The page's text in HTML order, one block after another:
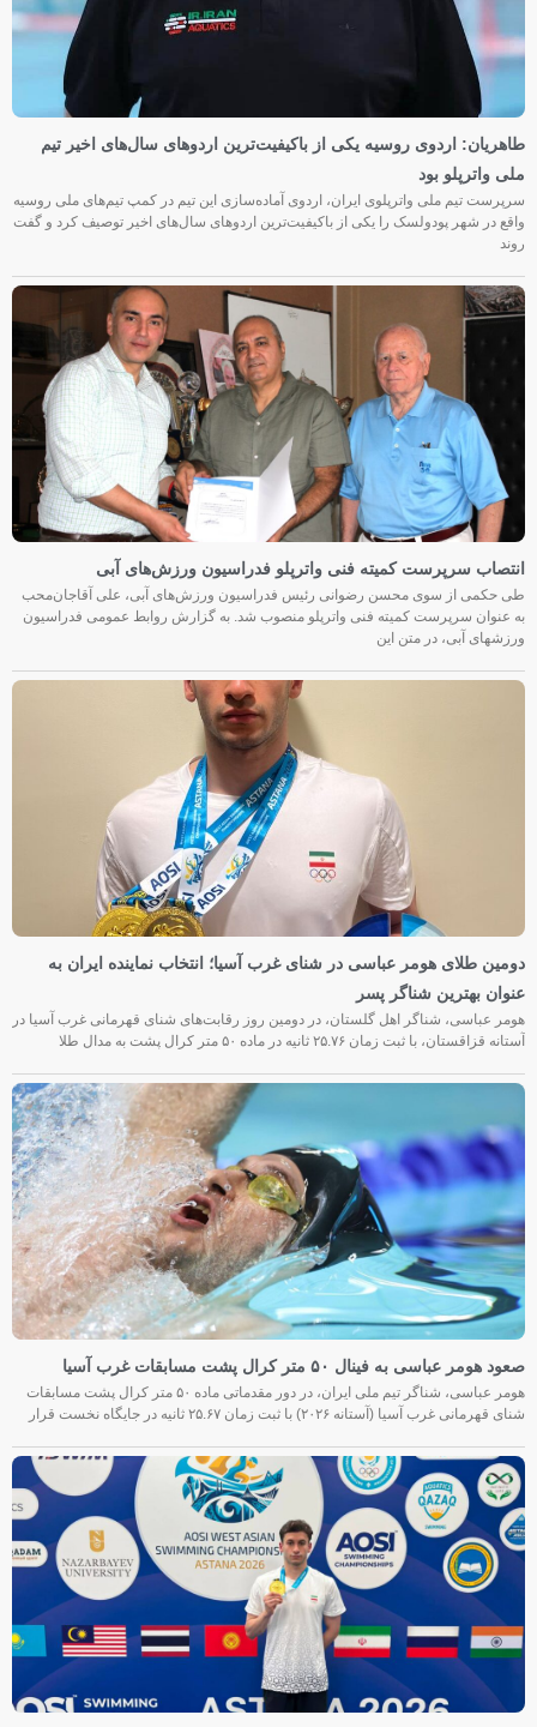
طاهریان: اردوی روسیه یکی از باکیفیت‌ترین اردوهای سال‌های اخیر تیم
ملی واترپلو بود
سرپرست تیم ملی واترپلوی ایران، اردوی آماده‌سازی این تیم در کمپ تیم‌های ملی روسیه
واقع در شهر پودولسک را یکی از باکیفیت‌ترین اردوهای سال‌های اخیر توصیف کرد و گفت
روند
انتصاب سرپرست کمیته فنی واترپلو فدراسیون ورزش‌های آبی
طی حکمی از سوی محسن رضوانی رئیس فدراسیون ورزش‌های آبی، علی آقاجان‌محب
به عنوان سرپرست کمیته فنی واترپلو منصوب شد. به گزارش روابط عمومی فدراسیون
ورزشهای آبی، در متن این
دومین طلای هومر عباسی در شنای غرب آسیا؛ انتخاب نماینده ایران به
عنوان بهترین شناگر پسر
هومر عباسی، شناگر اهل گلستان، در دومین روز رقابت‌های شنای قهرمانی غرب آسیا در
آستانه قزاقستان، با ثبت زمان ۲۵.۷۶ ثانیه در ماده ۵۰ متر کرال پشت به مدال طلا
صعود هومر عباسی به فینال ۵۰ متر کرال پشت مسابقات غرب آسیا
هومر عباسی، شناگر تیم ملی ایران، در دور مقدماتی ماده ۵۰ متر کرال پشت مسابقات
شنای قهرمانی غرب آسیا (آستانه ۲۰۲۶) با ثبت زمان ۲۵.۶۷ ثانیه در جایگاه نخست قرار